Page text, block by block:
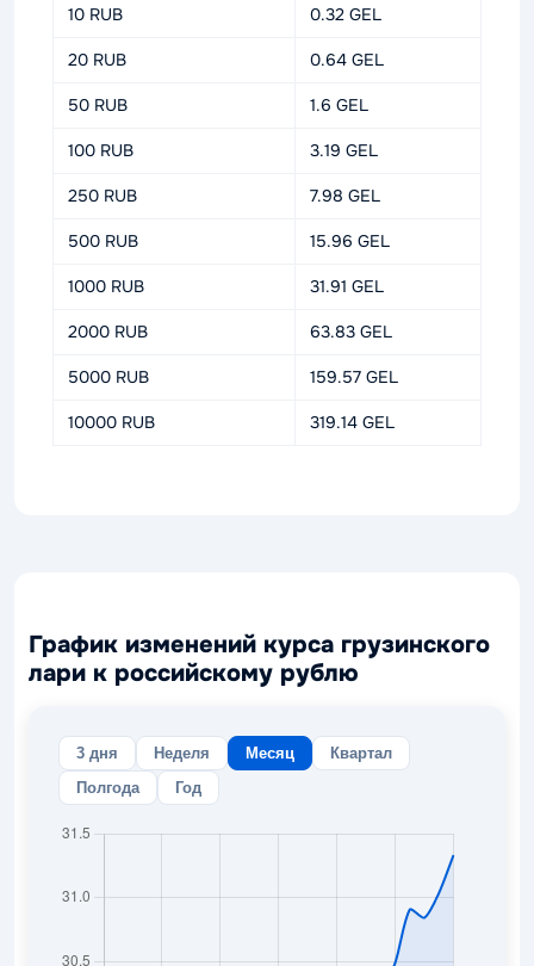
10 RUB 0.32 GEL
20 RUB 0.64 GEL
50 RUB 1.6 GEL
100 RUB 3.19 GEL
250 RUB 7.98 GEL
500 RUB 15.96 GEL
1000 RUB 31.91 GEL
2000 RUB 63.83 GEL
5000 RUB 159.57 GEL
10000 RUB 319.14 GEL
График изменений курса грузинского
лари к российскому рублю
3 дня Неделя Месяц
Квартал
Полгода
Год